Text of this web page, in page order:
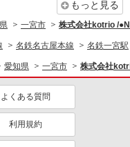
もっと見る
一宮市 株式会社kotrio /
名鉄名古屋本線 名鉄一宮駅
愛知県 一宮市 株式会社
よくある質問
利用規約